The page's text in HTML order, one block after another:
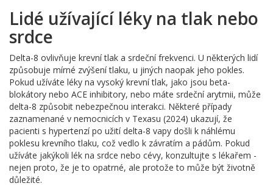
Lidé užívající léky na tlak nebo
srdce
Delta-8 ovlivňuje krevní tlak a srdeční frekvenci. U některých lidí
způsobuje mírné zvýšení tlaku, u jiných naopak jeho pokles.
Pokud užíváte léky na vysoký krevní tlak, jako jsou beta-
blokátory nebo ACE inhibitory, nebo máte srdeční arytmii, může
delta-8 způsobit nebezpečnou interakci. Některé případy
zaznamenané v nemocnicích v Texasu (2024) ukazují, že
pacienti s hypertenzí po užití delta-8 vapy došli k náhlému
poklesu krevního tlaku, což vedlo k závratím a pádům. Pokud
užíváte jakýkoli lék na srdce nebo cévy, konzultujte s lékařem -
nejen proto, že je to opatrné, ale protože to může být životně
důležité.